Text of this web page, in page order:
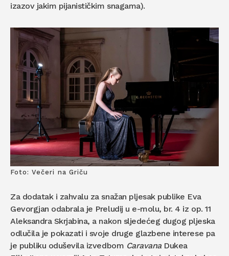
izazov jakim pijanističkim snagama).
Foto: Večeri na Griču
Za dodatak i zahvalu za snažan pljesak publike Eva
Gevorgjan odabrala je Preludij u e-molu, br. 4 iz op. 11
Aleksandra Skrjabina, a nakon sljedećeg dugog pljeska
odlučila je pokazati i svoje druge glazbene interese pa
je publiku oduševila izvedbom CaravanaDukea